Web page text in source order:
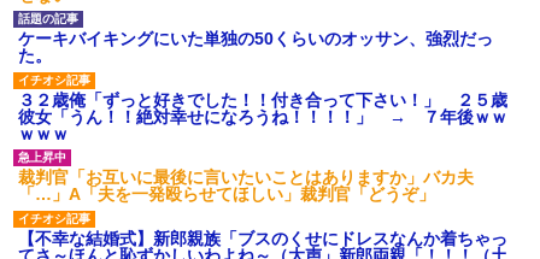
百年の恋12-899 食べた量を
張り合ってくる
【悲報】佐藤輝明・・・２軍
でも盛大にやらかす←あまり悲
しませないでくれ
ケーキバイキングにいた単独の50くらいのオッサン、強烈だっ
た。
３２歳俺「ずっと好きでした！！付き合って下さい！」 ２５歳
彼女「うん！！絶対幸せになろうね！！！！」 → ７年後ｗｗ
ｗｗｗ
裁判官「お互いに最後に言いたいことはありますか」バカ夫
「…」A「夫を一発殴らせてほしい」裁判官「どうぞ」
【不幸な結婚式】新郎親族「ブスのくせにドレスなんか着ちゃっ
てさ～ほんと恥ずかしいわよね～（大声」新郎両親「！！！（土